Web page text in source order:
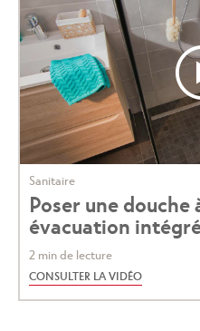
Sanitaire
Poser une
évacuation
2 min de lecture
CONSULTER LA VIDÉO